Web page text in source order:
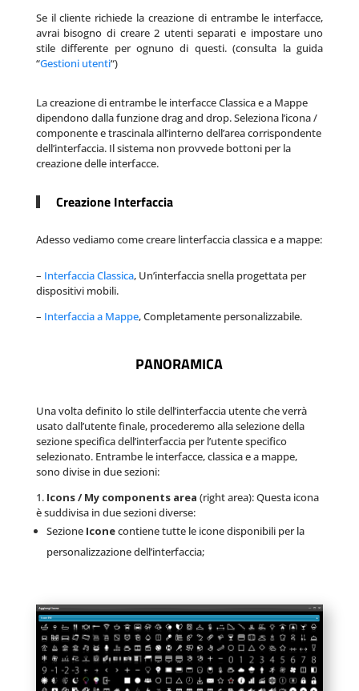
Se il cliente richiede la creazione di entrambe le interfacce,
avrai bisogno di creare 2 utenti separati e impostare uno
stile differente per ognuno di questi. (consulta la guida
“Gestioni utenti“)
La creazione di entrambe le interfacce Classica e a Mappe
dipendono dalla funzione drag and drop. Seleziona l’icona /
componente e trascinala all’interno dell’area corrispondente
dell’interfaccia. Il sistema non provvede bottoni per la
creazione delle interfacce.
Creazione Interfaccia
Adesso vediamo come creare linterfaccia classica e a mappe:
– Interfaccia Classica, Un’interfaccia snella progettata per
dispositivi mobili.
– Interfaccia a Mappe, Completamente personalizzabile.
PANORAMICA
Una volta definito lo stile dell’interfaccia utente che verrà
usato dall’utente finale, procederemo alla selezione della
sezione specifica dell’interfaccia per l’utente specifico
selezionato. Entrambe le interfacce, classica e a mappe,
sono divise in due sezioni:
1. Icons / My components area (right area): Questa icona
è suddivisa in due sezioni diverse:
Sezione Iconecontiene tutte le icone disponibili per la
personalizzazione dell’interfaccia;